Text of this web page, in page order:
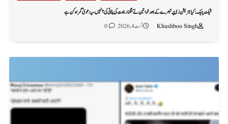
فیکٹ چیک: کیا جنریشن زی پر تبصرے کے بعد خواتین نے کنگنا رناوت کی پٹائی کی؟ نہیں، یہ دعویٰ گمراہ کن ہے
Khushboo Singh
اگست 4, 2026 0